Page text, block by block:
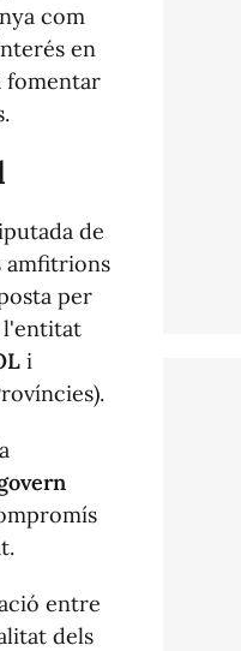
com
en
fomentar
de
amfitrions
per
l'entitat
i
entre
dels